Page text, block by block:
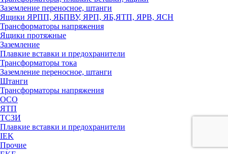
Заземление переносное, штанги
Ящики ЯРПП, ЯБПВУ, ЯРП, ЯБ,ЯТП, ЯРВ, ЯСН
Трансформаторы напряжения
Ящики протяжные
Заземление
Плавкие вставки и предохранители
Трансформаторы тока
Заземление переносное, штанги
Штанги
Трансформаторы напряжения
ОСО
ЯТП
ТСЗИ
Плавкие вставки и предохранители
IEK
Прочие